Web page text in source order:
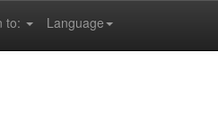
Language
to: